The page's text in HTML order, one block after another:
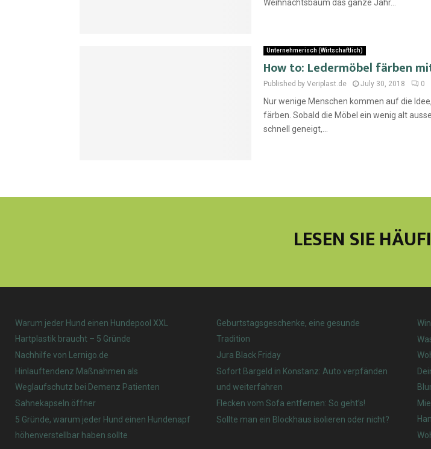
Weihnachtsbaum das ganze Jahr...
Unternehmerisch (Wirtschaftlich)
How to: Ledermöbel färben
Published by Veriplast.de July 30, 2018 0
Nur wenige Menschen kommen auf die
färben. Sobald die Möbel ein wenig alt
schnell geneigt,...
LESEN SIE
Warum jeder Hund einen Hundepool XXL
Hartplastik braucht – 5 Gründe
Nachhilfe von Lernigo.de
Hinlauftendenz Maßnahmen als
Weglaufschutz bei Demenz Patienten
Sahnekapseln öffner
5 Gründe, warum jeder Hund einen Hundenapf
höhenverstellbar haben sollte
Geburtstagsgeschenke, eine gesunde
Tradition
Jura Black Friday
Sofort Bargeld in Konstanz: Auto verpfänden
und weiterfahren
Flecken vom Sofa entfernen: So geht’s!
Sollte man ein Blockhaus isolieren oder nicht?